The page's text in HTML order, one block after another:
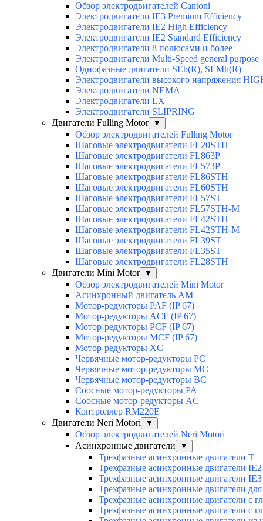
Обзор электродвигателей Cantoni
Электродвигатели IE3 Premium Efficiency
Электродвигатели IE2 High Efficiency
Электродвигатели IE2 Standard Efficiency
Электродвигатели 8 полюсами и более
Электродвигатели Multi-Speed general purpose
Однофазные двигатели SEh(R), SEMh(R)
Электродвигатели высокого напряжения
Электродвигатели NEMA
Электродвигатели EX
Электродвигатели SLIPRING
Двигатели Fulling Motor
▼
Обзор электродвигателей Fulling Motor
Шаговые электродвигатели FL20STH
Шаговые электродвигатели FL863P
Шаговые электродвигатели FL573P
Шаговые электродвигатели FL86STH
Шаговые электродвигатели FL60STH
Шаговые электродвигатели FL57ST
Шаговые электродвигатели FL57STH-M
Шаговые электродвигатели FL42STH
Шаговые электродвигатели FL42STH-M
Шаговые электродвигатели FL39ST
Шаговые электродвигатели FL35ST
Шаговые электродвигатели FL28STH
Двигатели Mini Motor
▼
Обзор электродвигателей Mini Motor
Асинхронный двигатель AM
Мотор-редукторы PAF (IP 67)
Мотор-редукторы ACF (IP 67)
Мотор-редукторы PCF (IP 67)
Мотор-редукторы MCF (IP 67)
Мотор-редукторы XC
Червячные мотор-редукторы PC
Червячные мотор-редукторы MC
Червячные мотор-редукторы BC
Соосные мотор-редукторы PA
Соосные мотор-редукторы AC
Контроллер RM220E
Двигатели Neri Motori
▼
Обзор электродвигателей Neri Motori
Асинхронные двигатели
▼
Трехфазные асинхронные двигатели Т
Трехфазные асинхронные двигатели
Трехфазные асинхронные двигатели
Трехфазные асинхронные двигатели
Трехфазные асинхронные двигатели с
Трехфазные асинхронные двигатели с